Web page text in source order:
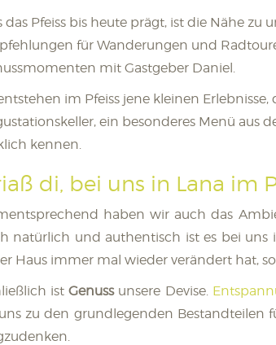
das Pfeiss bis heute prägt, ist die Nähe
für Wanderungen und
mit Gastgeber Daniel.
im Pfeiss jene kleinen
ein besonderes Menü aus
kennen.
di, bei uns in Lana im
haben wir auch das
natürlich und authentisch ist es bei uns
Haus immer mal wieder verändert hat,
istGenuss unsere Devise.
zu den grundlegenden Bestandteilen